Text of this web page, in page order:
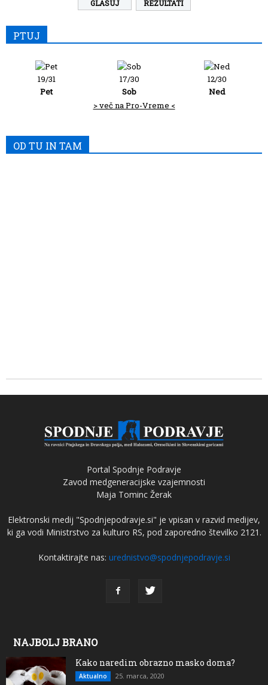
REZULTATI
PTUJ
19/31
Pet
17/30
Sob
12/30
Ned
> več na Pro-Vreme <
OD TU IN TAM
Portal Spodnje Podravje
Zavod medgeneracijske vzajemnosti
Maja Tominc Žerak
Elektronski medij "Spodnjepodravje.si" je vpisan v razvid medijev,
ki ga vodi Ministrstvo za kulturo RS, pod zaporedno številko 2121.
Kontaktirajte nas: urednistvo@spodnjepodravje.si
NAJBOLJ BRANO
Kako naredim obrazno masko doma?
Aktualno 25. marca, 2020